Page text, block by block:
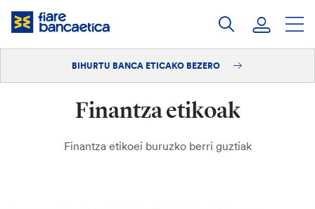
Pasatu
edukia
Bihurtu bezero
BIHURTU BANCA ETICAKO BEZERO
Finantza etikoak
Finantza etikoei buruzko berri guztiak